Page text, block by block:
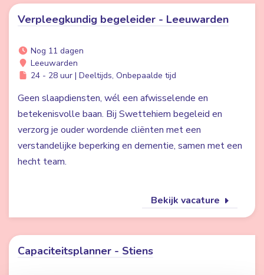
Verpleegkundig begeleider - Leeuwarden
Nog 11 dagen
Leeuwarden
24 - 28 uur | Deeltijds, Onbepaalde tijd
Geen slaapdiensten, wél een afwisselende en
betekenisvolle baan. Bij Swettehiem begeleid en
verzorg je ouder wordende cliënten met een
verstandelijke beperking en dementie, samen met een
hecht team.
Bekijk vacature
Capaciteitsplanner - Stiens